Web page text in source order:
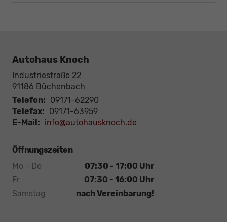
Autohaus Knoch
Industriestraße 22
91186 Büchenbach
Telefon: 09171-62290
Telefax: 09171-63959
E-Mail: info@autohausknoch.de
Öffnungszeiten
Mo - Do
07:30 - 17:00 Uhr
Fr
07:30 - 16:00 Uhr
Samstag
nach Vereinbarung!